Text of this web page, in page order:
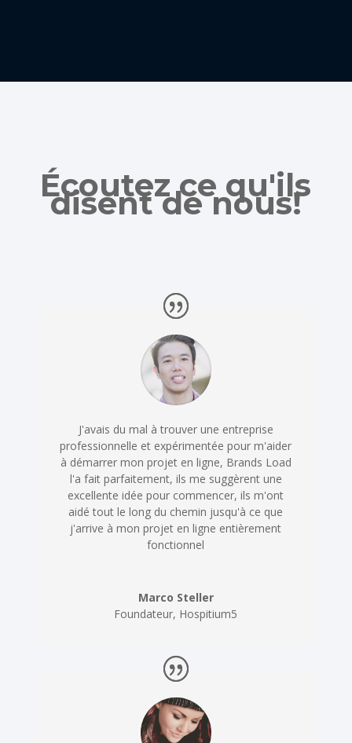
Écoutez ce qu'ils
disent de nous!
J'avais du mal à trouver une entreprise
professionnelle et expérimentée pour m'aider
à démarrer mon projet en ligne, Brands Load
l'a fait parfaitement, ils me suggèrent une
excellente idée pour commencer, ils m'ont
aidé tout le long du chemin jusqu'à ce que
j'arrive à mon projet en ligne entièrement
fonctionnel
Marco Steller
Foundateur, Hospitium5